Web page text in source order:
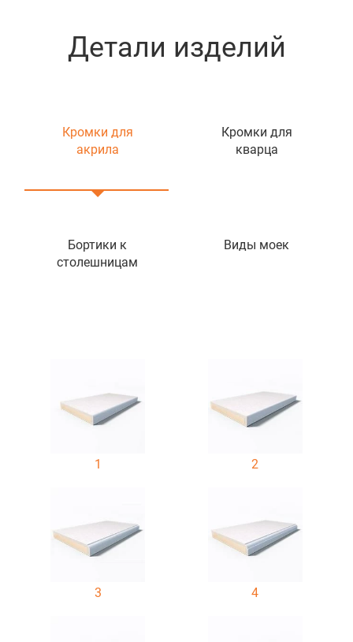
Детали изделий
Кромки для
акрила
Кромки для
кварца
Бортики к
столешницам
Виды моек
1 2
3 4